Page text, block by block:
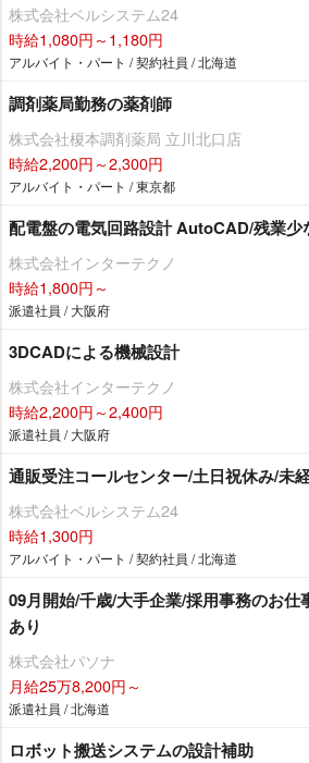
株式会社ベルシステム24
時給1,080円～1,180円
アルバイト・パート / 契約社員 / 北海道
調剤薬局勤務の薬剤師
株式会社榎本調剤薬局 立川北口店
時給2,200円～2,300円
アルバイト・パート / 東京都
配電盤の電気回路設計 AutoCAD/残業少
株式会社インターテクノ
時給1,800円～
派遣社員 / 大阪府
3DCADによる機械設計
株式会社インターテクノ
時給2,200円～2,400円
派遣社員 / 大阪府
通販受注コールセンター/土日祝休み/未
株式会社ベルシステム24
時給1,300円
アルバイト・パート / 契約社員 / 北海道
09月開始/千歳/大手企業/採用事務のお仕
あり
株式会社パソナ
月給25万8,200円～
派遣社員 / 北海道
ロボット搬送システムの設計補助